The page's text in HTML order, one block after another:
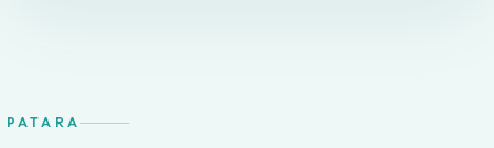
PATARA